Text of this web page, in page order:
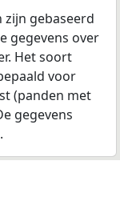
zijn gebaseerd
gegevens over
Het soort
voor
(panden met
gegevens